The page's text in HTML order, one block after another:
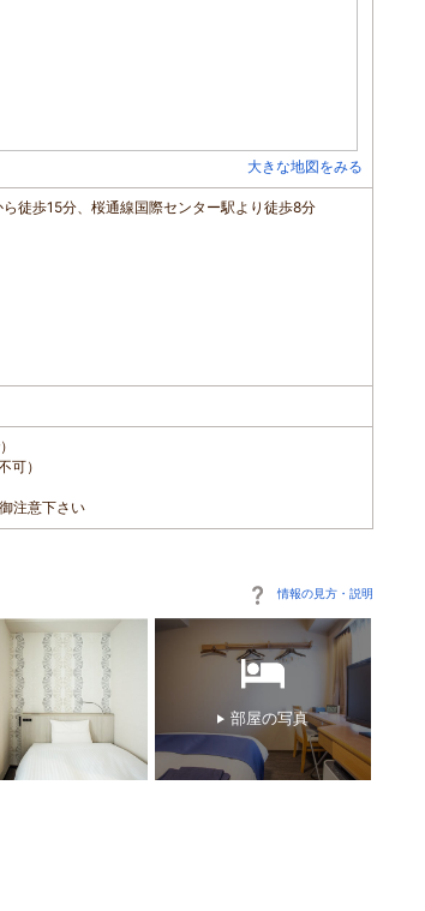
大きな地図をみる
徒歩15分、桜通線国際センター駅より徒歩8分
）
注意下さい
情報の見方・説明
部屋の写真